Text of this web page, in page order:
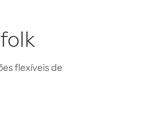
flexíveis de